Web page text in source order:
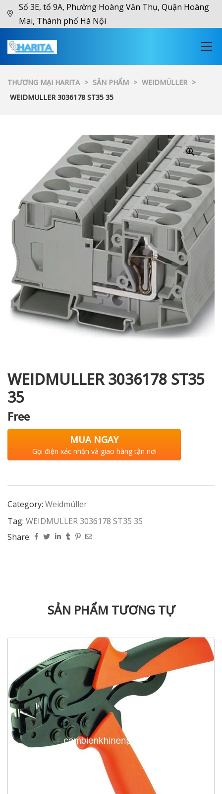
Số 3E, tổ 9A, Phường Hoàng Văn Thụ, Quận Hoàng
Mai, Thành phố Hà Nội
THƯƠNG MẠI HARITA > SẢN PHẨM > WEIDMÜLLER >
WEIDMULLER 3036178 ST35 35
WEIDMULLER 3036178 ST35
35
Free
MUA NGAY
Gọi điện xác nhận và giao hàng tận nơi
Category: Weidmüller
Tag: WEIDMULLER 3036178 ST35 35
Share:
SẢN PHẨM TƯƠNG TỰ